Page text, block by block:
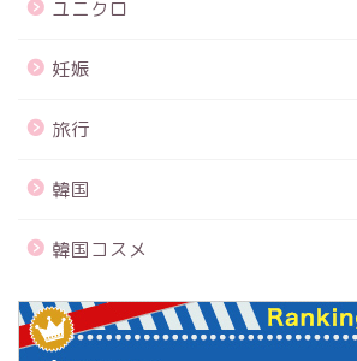
ユニクロ
妊娠
旅行
韓国
韓国コスメ